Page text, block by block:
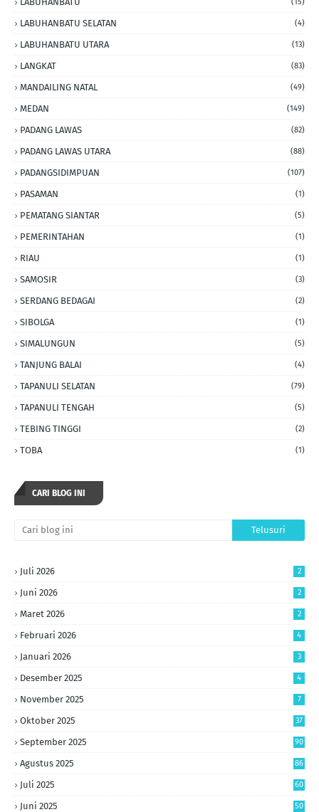
LABUHANBATU SELATAN (4)
LABUHANBATU UTARA (13)
LANGKAT (83)
MANDAILING NATAL (49)
MEDAN (149)
PADANG LAWAS (82)
PADANG LAWAS UTARA (88)
PADANGSIDIMPUAN (107)
PASAMAN (1)
PEMATANG SIANTAR (5)
PEMERINTAHAN (1)
RIAU (1)
SAMOSIR (3)
SERDANG BEDAGAI (2)
SIBOLGA (1)
SIMALUNGUN (5)
TANJUNG BALAI (4)
TAPANULI SELATAN (79)
TAPANULI TENGAH (5)
TEBING TINGGI (2)
TOBA (1)
CARI BLOG INI
Juli 2026 2
Juni 2026 2
Maret 2026 2
Februari 2026 4
Januari 2026 3
Desember 2025 4
November 2025 7
Oktober 2025 37
September 2025 90
Agustus 2025 86
Juli 2025 60
Juni 2025 50